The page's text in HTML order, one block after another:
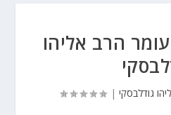
הרב אליהו
גודלבסקי |